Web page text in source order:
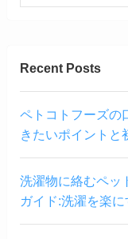
Recent Posts
ペトコトフーズの
きたいポイントと
洗濯物に絡むペッ
ガイド:洗濯を楽